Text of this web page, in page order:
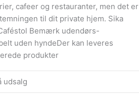
cafeer og restauranter, men det er
til dit private hjem. Sika
Bemærk udendørs-
uden hyndeDer kan leveres
produkter
udsalg